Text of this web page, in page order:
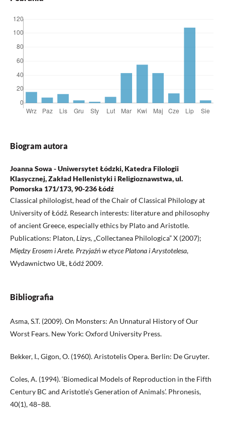
Biogram autora
Joanna Sowa - Uniwersytet Łódzki, Katedra Filologii
Klasycznej, Zakład Hellenistyki i Religioznawstwa, ul.
Pomorska 171/173, 90-236 Łódź
Classical philologist, head of the Chair of Classical Philology at
University of Łódź. Research interests: literature and philosophy
of ancient Greece, especially ethics by Plato and Aristotle.
Publications: Platon,Lizys, „Collectanea Philologica” X (2007);
Między Erosem i Arete. Przyjaźń w etyce Platona i Arystotelesa,
Wydawnictwo UŁ, Łódź 2009.
Bibliografia
Asma, S.T. (2009). On Monsters: An Unnatural History of Our
Worst Fears. New York: Oxford University Press.
Bekker, I., Gigon, O. (1960). Aristotelis Opera. Berlin: De Gruyter.
Coles, A. (1994). ‘Biomedical Models of Reproduction in the Fifth
Century BC and Aristotle’s Generation of Animals’. Phronesis,
40(1), 48–88.